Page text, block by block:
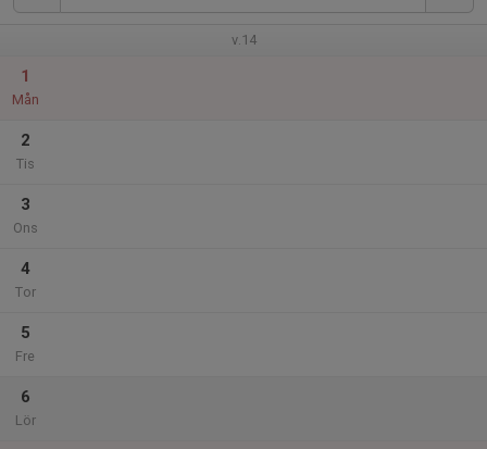
v.14
1
Mån
2
Tis
3
Ons
4
Tor
5
Fre
6
Lör